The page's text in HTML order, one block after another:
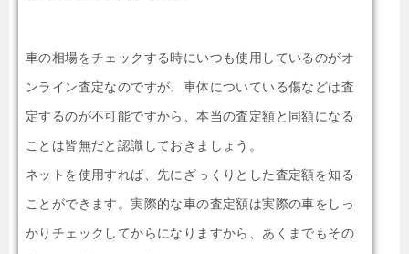
車の相場をチェックする時にいつも使用しているのがオ
ンライン査定なのですが、車体についている傷などは査
定するのが不可能ですから、本当の査定額と同額になる
ことは皆無だと認識しておきましょう。
ネットを使用すれば、先にざっくりとした査定額を知る
ことができます。実際的な車の査定額は実際の車をしっ
かりチェックしてからになりますから、あくまでもその